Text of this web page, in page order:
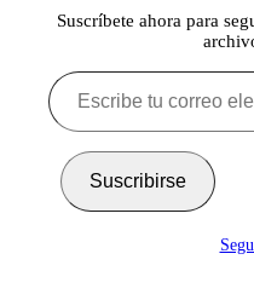
Suscríbete ahora para
Escribe
tu
correo
Suscribirse